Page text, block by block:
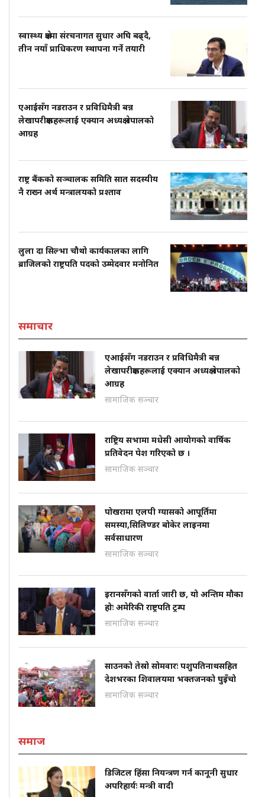
स्वास्थ्य क्षेत्रमा संरचनागत सुधार अघि बढ्दै,
तीन नयाँ प्राधिकरण स्थापना गर्ने तयारी
एआईसँग नडराउन र प्रविधिमैत्री बन्न
लेखापरीक्षकहरूलाई एक्यान अध्यक्ष नेपालको
आग्रह
राष्ट्र बैंकको सञ्चालक समिति सात सदस्यीय
नै राख्न अर्थ मन्त्रालयको प्रश्ताव
लुला दा सिल्भा चौथो कार्यकालका लागि
ब्राजिलको राष्ट्रपति पदको उम्मेदवार मनोनित
समाचार
एआईसँग नडराउन र प्रविधिमैत्री बन्न
लेखापरीक्षकहरूलाई एक्यान अध्यक्ष नेपालको
आग्रह
सामाजिक सञ्चार
राष्ट्रिय सभामा मधेसी आयोगको वार्षिक
प्रतिवेदन पेश गरिएको छ ।
सामाजिक सञ्चार
पोखरामा एलपी ग्यासको आपूर्तिमा
समस्या,सिलिण्डर बोकेर लाइनमा
सर्वसाधारण
सामाजिक सञ्चार
इरानसँगको वार्ता जारी छ, यो अन्तिम मौका
होः अमेरिकी राष्ट्रपति ट्रम्प
सामाजिक सञ्चार
साउनको तेस्रो सोमवारः पशुपतिनाथसहित
देशभरका शिवालयमा भक्तजनको घुइँचो
सामाजिक सञ्चार
समाज
डिजिटल हिंसा नियन्त्रण गर्न कानूनी सुधार
अपरिहार्यः मन्त्री वादी